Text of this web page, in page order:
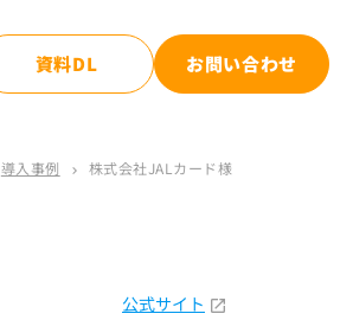
資料DL お問い合わせ
導入事例 chevron_right 株式会社JALカード様
公式サイト